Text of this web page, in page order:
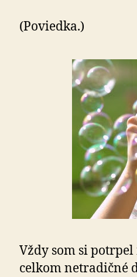
(Poviedka.)
Vždy som si
celkom netradičné